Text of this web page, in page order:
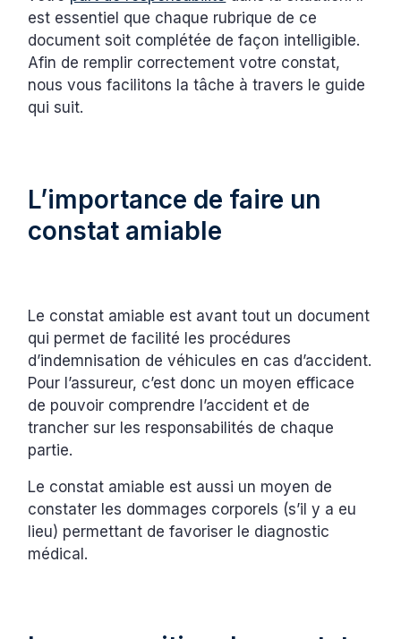
est essentiel que chaque rubrique de ce
document soit complétée de façon intelligible.
Afin de remplir correctement votre constat,
nous vous facilitons la tâche à travers le guide
qui suit.
L’importance de faire un
constat amiable
Le constat amiable est avant tout un document
qui permet de facilité les procédures
d’indemnisation de véhicules en cas d’accident.
Pour l’assureur, c’est donc un moyen efficace
de pouvoir comprendre l’accident et de
trancher sur les responsabilités de chaque
partie.
Le constat amiable est aussi un moyen de
constater les dommages corporels (s’il y a eu
lieu) permettant de favoriser le diagnostic
médical.